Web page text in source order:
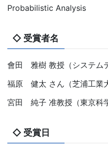
Probabilistic Analysis
◇ 受賞者名
會田 雅樹 教授（システム
福原 健太 さん（芝浦工業
宮田 純子 准教授（東京科
◇ 受賞日